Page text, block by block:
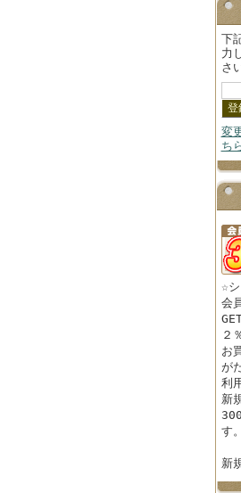
下
力
さ
変
ち
☆
会
２
お
が
利
新
す。
新